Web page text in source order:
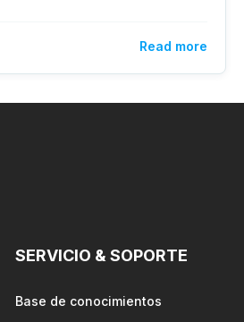
Read more
SERVICIO & SOPORTE
Base de conocimientos